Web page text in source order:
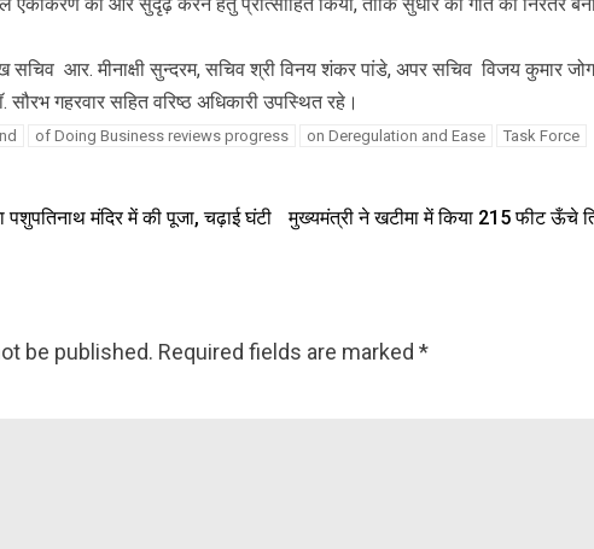
आर. मीनाक्षी सुन्दरम, सचिव श्री विनय शंकर पांडे, अपर सचिव विजय कुमार
सौरभ गहरवार सहित वरिष्ठ अधिकारी उपस्थित रहे।
of Doing Business reviews progress on Deregulation and Ease Task Force
पशुपतिनाथ मंदिर में की पूजा, चढ़ाई घंटी
मुख्यमंत्री ने खटीमा में किया 215 फीट ऊँचे
be published. Required fields are marked *